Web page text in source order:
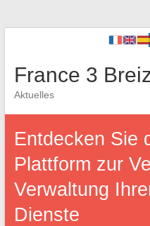
France 3
Aktuelles
Entdecken Sie
Plattform zur
Verwaltung
Dienste